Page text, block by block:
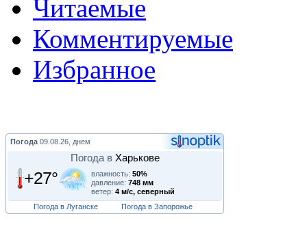
Читаемые
Комментируемые
Избранное
Погода 09.08.26, днем
Погода в Харькове
+27° влажность: 50%
давление: 748 мм
ветер: 4 м/с, северный
Погода в Луганске
Погода в Запорожье